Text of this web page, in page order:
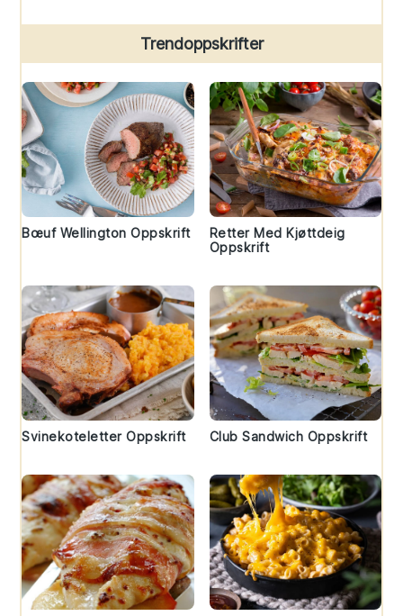
Trendoppskrifter
Bœuf Wellington Oppskrift
Retter Med Kjøttdeig
Oppskrift
Svinekoteletter Oppskrift Club Sandwich Oppskrift